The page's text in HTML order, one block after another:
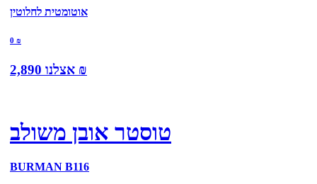
אוטומטית לחלוטין
0 ₪
אצלנו 2,890 ₪
טוסטר אובן משולב
BURMAN B116